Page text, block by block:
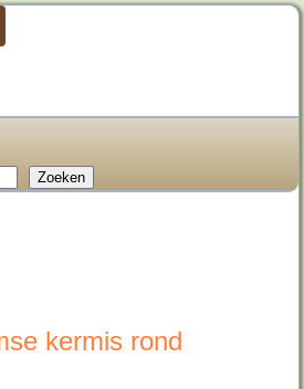
Zoeken
kermis rond